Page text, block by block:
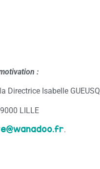
:
Directrice Isabelle
LILLE
.